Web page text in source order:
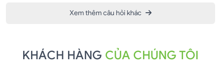
Xem thêm câu hỏi khác
KHÁCH HÀNG CỦA CHÚNG TÔI